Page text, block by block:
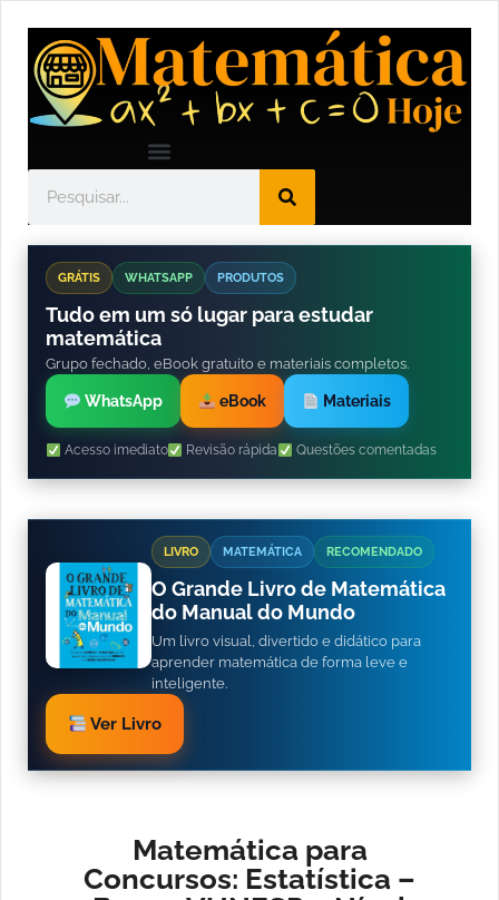
GRÁTIS WHATSAPP PRODUTOS
Tudo em um só lugar para estudar
matemática
Grupo fechado, eBook gratuito e materiais completos.
WhatsApp eBook Materiais
Acesso imediato Revisão rápida Questões comentadas
LIVRO MATEMÁTICA RECOMENDADO
O Grande Livro de Matemática
do Manual do Mundo
Um livro visual, divertido e didático para
aprender matemática de forma leve e
inteligente.
Ver Livro
Matemática para
Concursos: Estatística –